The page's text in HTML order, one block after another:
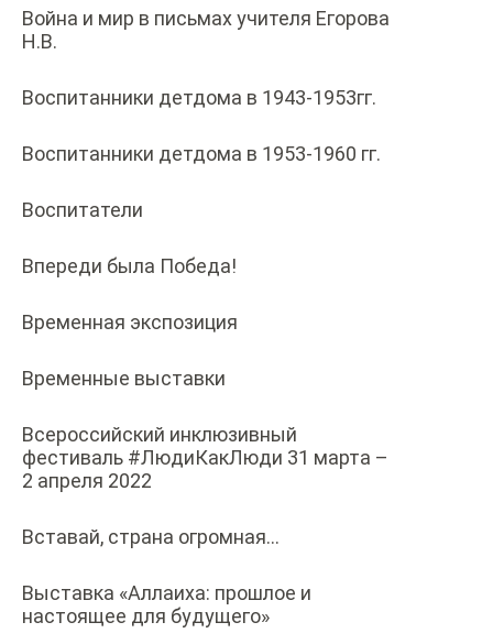
Война и мир в письмах учителя Егорова
Н.В.
Воспитанники детдома в 1943-1953гг.
Воспитанники детдома в 1953-1960 гг.
Воспитатели
Впереди была Победа!
Временная экспозиция
Временные выставки
Всероссийский инклюзивный
фестиваль #ЛюдиКакЛюди 31 марта –
2 апреля 2022
Вставай, страна огромная…
Выставка «Аллаиха: прошлое и
настоящее для будущего»